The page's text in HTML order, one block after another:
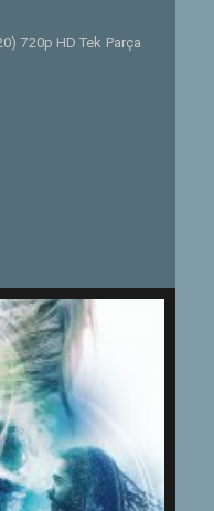
720p HD Tek Parça